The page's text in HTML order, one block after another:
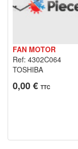
FAN MOTOR
Ref: 4302C064
TOSHIBA
0,00 € TTC